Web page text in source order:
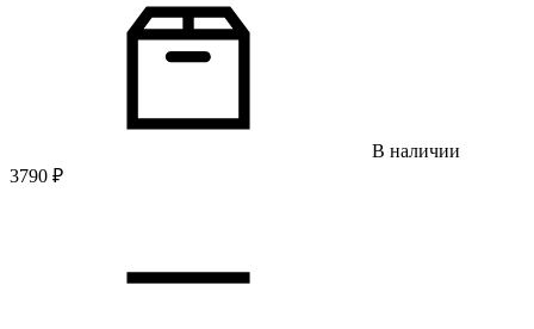
В наличии
3790 ₽